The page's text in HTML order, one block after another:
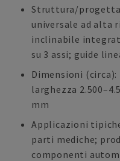
Struttura/
universale ad alta
inclinabile
su 3 assi; guide
Dimensioni (circa):
larghezza
mm
Applicazioni
parti mediche;
componenti